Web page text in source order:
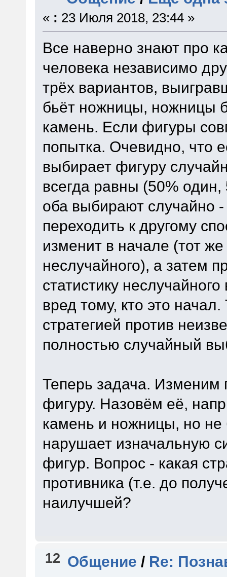
« : 23 Июля 2018, 23:44 »
Все наверно знают про
человека независимо
трёх вариантов,
бьёт ножницы, ножницы
камень. Если фигуры
попытка. Очевидно, что
выбирает фигуру
всегда равны (50%
оба выбирают случайно
переходить к другому
изменит в начале (тот
неслучайного), а затем
статистику
вред тому, кто это
стратегией против
полностью случайный
Теперь задача.
фигуру. Назовём её,
камень и ножницы, но не
нарушает изначальную
фигур. Вопрос - какая
противника (т.е. до
наилучшей?
12 Общение / Re: